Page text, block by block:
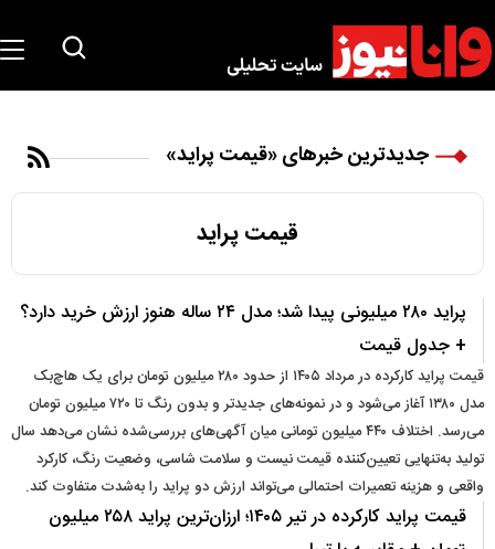
جدیدترین خبرهای «قیمت پراید»
قیمت پراید
پراید ۲۸۰ میلیونی پیدا شد؛ مدل ۲۴ ساله هنوز ارزش خرید دارد؟
+ جدول قیمت
قیمت پراید کارکرده در مرداد ۱۴۰۵ از حدود ۲۸۰ میلیون تومان برای یک هاچ‌بک
مدل ۱۳۸۰ آغاز می‌شود و در نمونه‌های جدیدتر و بدون رنگ تا ۷۲۰ میلیون تومان
می‌رسد. اختلاف ۴۴۰ میلیون تومانی میان آگهی‌های بررسی‌شده نشان می‌دهد سال
تولید به‌تنهایی تعیین‌کننده قیمت نیست و سلامت شاسی، وضعیت رنگ، کارکرد
واقعی و هزینه تعمیرات احتمالی می‌تواند ارزش دو پراید را به‌شدت متفاوت کند.
قیمت پراید کارکرده در تیر ۱۴۰۵؛ ارزان‌ترین پراید ۲۵۸ میلیون